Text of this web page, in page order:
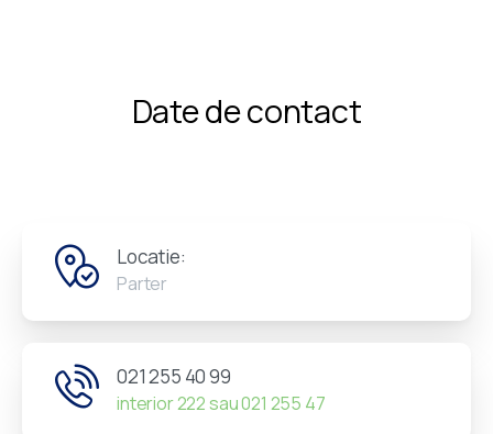
Date de contact
Locatie:
Parter
021 255 40 99
interior 222 sau 021 255 47